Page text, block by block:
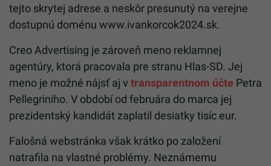
tejto skrytej adrese a neskôr presunutý na verejne
dostupnú doménu www.ivankorcok2024.sk.
Creo Advertising je zároveň meno reklamnej
agentúry, ktorá pracovala pre stranu Hlas-SD. Jej
meno je možné nájsť aj v transparentnom účte Petra
Pellegriniho. V období od februára do marca jej
prezidentský kandidát zaplatil desiatky tisíc eur.
Falošná webstránka však krátko po založení
natrafila na vlastné problémy. Neznámemu